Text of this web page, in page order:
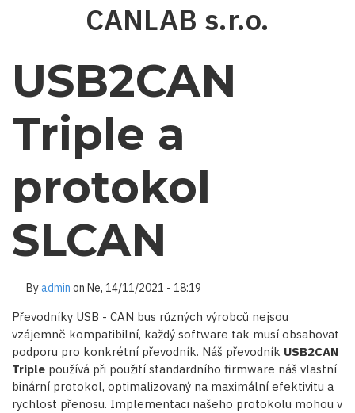
CANLAB s.r.o.
USB2CAN
Triple a
protokol
SLCAN
Byadmin on Ne, 14/11/2021 - 18:19
Převodníky USB - CAN bus různých výrobců nejsou
vzájemně kompatibilní, každý software tak musí obsahovat
podporu pro konkrétní převodník. Náš převodník USB2CAN
Triple používá při použití standardního firmware náš vlastní
binární protokol, optimalizovaný na maximální efektivitu a
rychlost přenosu. Implementaci našeho protokolu mohou v